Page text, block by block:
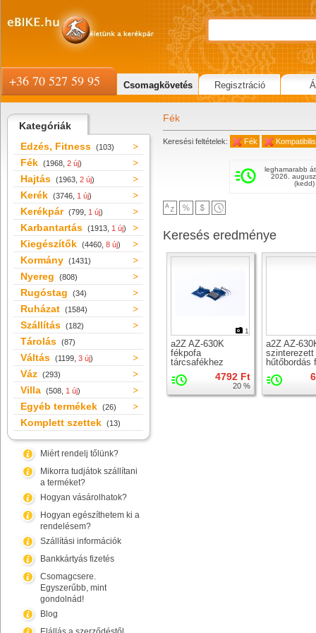
Kategóriák
Edzés, Fitness (103)
Fék (1968, 2 új)
Hajtás (1963, 2 új)
Kerék (3746, 1 új)
Kerékpár (799, 1 új)
Karbantartás (1913, 1 új)
Kiegészítők (4460, 8 új)
Kormány (1431)
Nyereg (808)
Rugóstag (34)
Ruházat (1584)
Szállítás (182)
Tárolás (87)
Váltás (1199, 3 új)
Váz (293)
Villa (508, 1 új)
Egyéb termékek (26)
Komplett szettek (13)
Miért rendelj tőlünk?
Mikorra tudjátok szállítani
a terméket?
Hogyan vásárolhatok?
Hogyan egészíthetem ki a
rendelésem?
Szállítási információk
Bankkártyás fizetés
Csomagcsere.
Egyszerűbb, mint
gondolnád!
Blog
Fék
Keresési feltételek: Fék
leghamarabb
2026.
(kedd)
Keresés eredménye
1
a2Z AZ-630K
fékpofa
tárcsafékhez
4792 Ft
20 %
a2Z AZ-
szinterezett
hűtőbordás
+36 70 527 59 95 Csomagkövetés Regisztráció